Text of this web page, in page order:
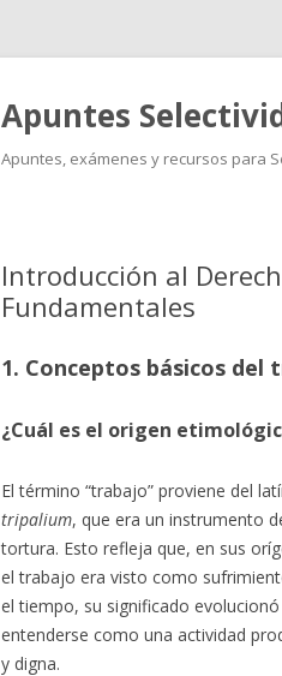
Apuntes
Apuntes, exámenes y recursos para
Introducción al
Fundamentales
1. Conceptos básicos del
¿Cuál es el origen
El término “trabajo” proviene del
tripalium, que era un instrumento
tortura. Esto refleja que, en sus
el trabajo era visto como
el tiempo, su significado
entenderse como una actividad
y digna.